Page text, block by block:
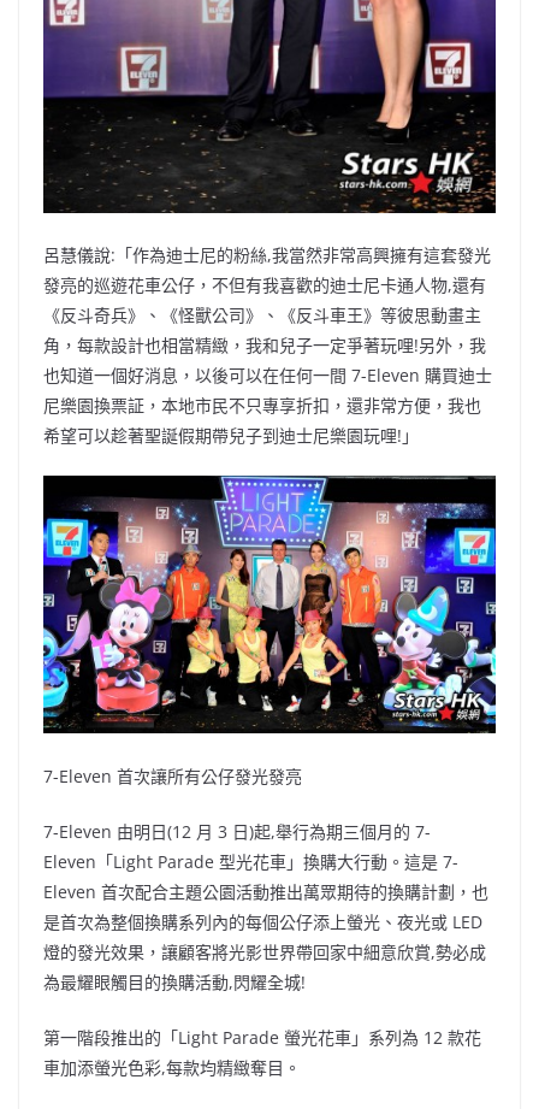
呂慧儀說:「作為迪士尼的粉絲,我當然非常高興擁有這套發光
發亮的巡遊花車公仔，不但有我喜歡的迪士尼卡通人物,還有
《反斗奇兵》、《怪獸公司》、《反斗車王》等彼思動畫主
角，每款設計也相當精緻，我和兒子一定爭著玩哩!另外，我
也知道一個好消息，以後可以在任何一間 7-Eleven 購買迪士
尼樂園換票証，本地市民不只專享折扣，還非常方便，我也
希望可以趁著聖誕假期帶兒子到迪士尼樂園玩哩!」
7-Eleven 首次讓所有公仔發光發亮
7-Eleven 由明日(12 月 3 日)起,舉行為期三個月的 7-
Eleven「Light Parade 型光花車」換購大行動。這是 7-
Eleven 首次配合主題公園活動推出萬眾期待的換購計劃，也
是首次為整個換購系列內的每個公仔添上螢光、夜光或 LED
燈的發光效果，讓顧客將光影世界帶回家中細意欣賞,勢必成
為最耀眼觸目的換購活動,閃耀全城!
第一階段推出的「Light Parade 螢光花車」系列為 12 款花
車加添螢光色彩,每款均精緻奪目。